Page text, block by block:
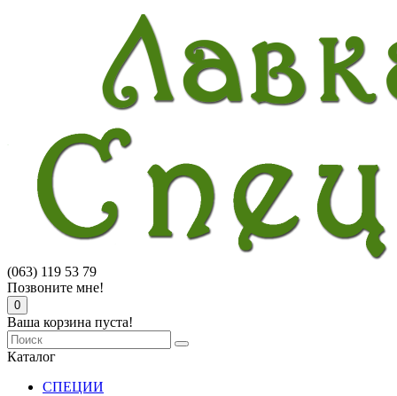
(063) 119 53 79
Позвоните мне!
0
Ваша корзина пуста!
Каталог
СПЕЦИИ